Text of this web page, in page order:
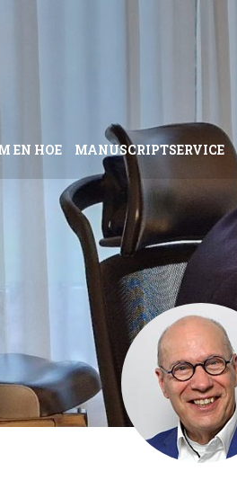
EN HOE MANUSCRIPTSERVICE